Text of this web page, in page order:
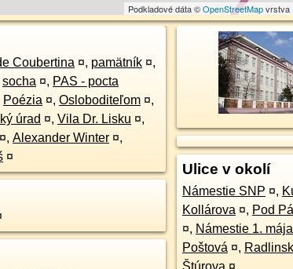
Podkladové dáta ©OpenStreetMapvrstva
Coubertina ¤, pamätník ¤,
socha ¤, PAS - pocta
Poézia ¤, Osloboditeľom ¤,
úrad ¤, Vila Dr. Lisku ¤,
¤, Alexander Winter ¤,
¤
Ulice v okolí
Námestie SNP ¤,
Kollárova ¤, Pod
¤, Námestie 1. mája
Poštová ¤,
Štúrova ¤